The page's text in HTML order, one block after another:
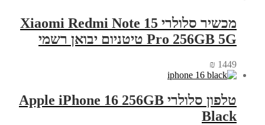
מכשיר סלולרי Xiaomi Redmi Note 15
Pro 256GB 5G טיטניום יבואן רשמי
₪ 1449
טלפון סלולרי Apple iPhone 16 256GB
Black